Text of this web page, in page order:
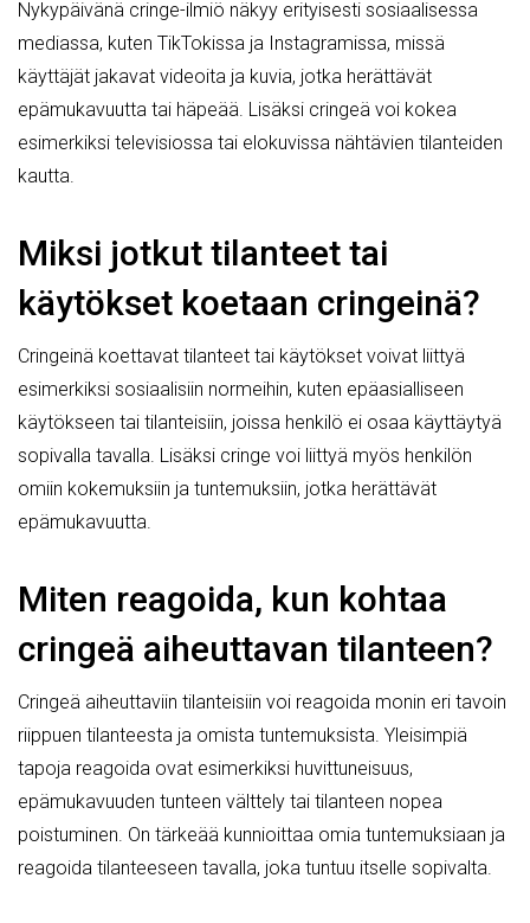
Nykypäivänä cringe-ilmiö näkyy erityisesti sosiaalisessa
mediassa, kuten TikTokissa ja Instagramissa, missä
käyttäjät jakavat videoita ja kuvia, jotka herättävät
epämukavuutta tai häpeää. Lisäksi cringeä voi kokea
esimerkiksi televisiossa tai elokuvissa nähtävien tilanteiden
kautta.
Miksi jotkut tilanteet tai
käytökset koetaan cringeinä?
Cringeinä koettavat tilanteet tai käytökset voivat liittyä
esimerkiksi sosiaalisiin normeihin, kuten epäasialliseen
käytökseen tai tilanteisiin, joissa henkilö ei osaa käyttäytyä
sopivalla tavalla. Lisäksi cringe voi liittyä myös henkilön
omiin kokemuksiin ja tuntemuksiin, jotka herättävät
epämukavuutta.
Miten reagoida, kun kohtaa
cringeä aiheuttavan tilanteen?
Cringeä aiheuttaviin tilanteisiin voi reagoida monin eri tavoin
riippuen tilanteesta ja omista tuntemuksista. Yleisimpiä
tapoja reagoida ovat esimerkiksi huvittuneisuus,
epämukavuuden tunteen välttely tai tilanteen nopea
poistuminen. On tärkeää kunnioittaa omia tuntemuksiaan ja
reagoida tilanteeseen tavalla, joka tuntuu itselle sopivalta.